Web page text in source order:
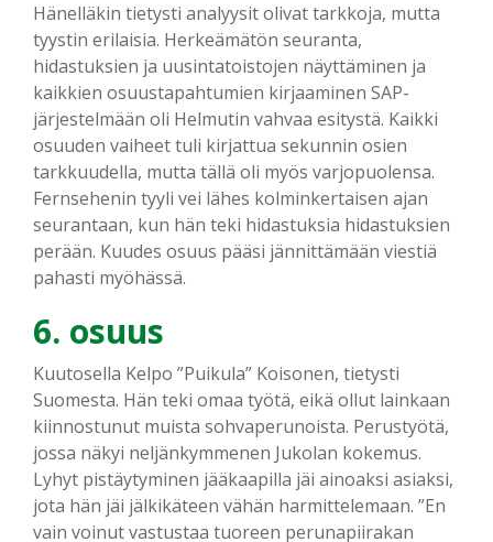
Hänelläkin tietysti analyysit olivat tarkkoja, mutta
tyystin erilaisia. Herkeämätön seuranta,
hidastuksien ja uusintatoistojen näyttäminen ja
kaikkien osuustapahtumien kirjaaminen SAP-
järjestelmään oli Helmutin vahvaa esitystä. Kaikki
osuuden vaiheet tuli kirjattua sekunnin osien
tarkkuudella, mutta tällä oli myös varjopuolensa.
Fernsehenin tyyli vei lähes kolminkertaisen ajan
seurantaan, kun hän teki hidastuksia hidastuksien
perään. Kuudes osuus pääsi jännittämään viestiä
pahasti myöhässä.
6. osuus
Kuutosella Kelpo ”Puikula” Koisonen, tietysti
Suomesta. Hän teki omaa työtä, eikä ollut lainkaan
kiinnostunut muista sohvaperunoista. Perustyötä,
jossa näkyi neljänkymmenen Jukolan kokemus.
Lyhyt pistäytyminen jääkaapilla jäi ainoaksi asiaksi,
jota hän jäi jälkikäteen vähän harmittelemaan. ”En
vain voinut vastustaa tuoreen perunapiirakan